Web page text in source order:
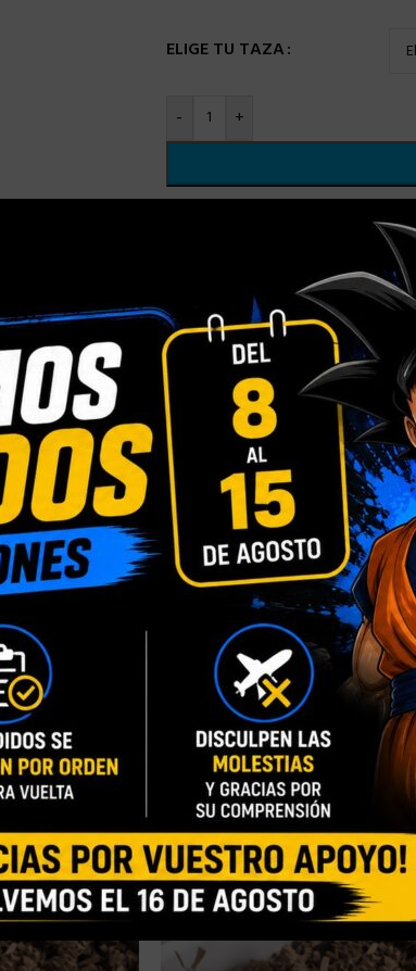
ELIGE TU TAZA
- +
Añadir a la
Categorías:TAZA NAVIDAD ,
Compartir:
INFORMACIÓN ADICIONAL
Blister Personalizado Caja con Ventana
Normal
Blanca Triple AAA,Taza Mágica